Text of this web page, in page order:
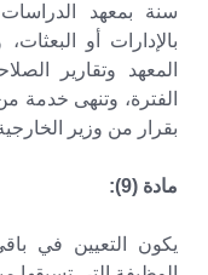
سنة بمعهد
بالإدارات أو
المعهد وتقارير
الفترة، وتنهى خدمة
بقرار من وزير
مادة (9):
يكون التعيين في